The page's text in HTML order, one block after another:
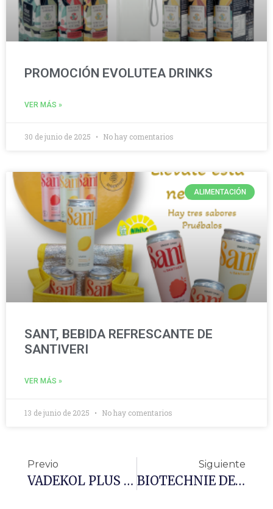
PROMOCIÓN EVOLUTEA DRINKS
VER MÁS »
30 de junio de 2025 No hay comentarios
ALIMENTACIÓN
SANT, BEBIDA REFRESCANTE DE
SANTIVERI
VER MÁS »
13 de junio de 2025 No hay comentarios
Previo
VADEKOL PLUS Q10
Siguiente
BIOTECHNIE DEPURATIF 32 PLANTAS BEBIDA DEPURATIVA BIO 300ML PHYTO